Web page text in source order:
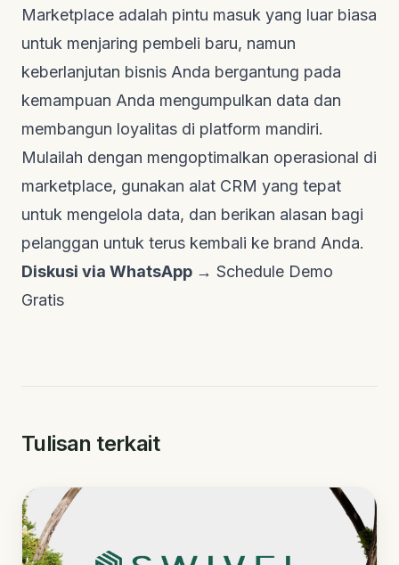
Marketplace adalah pintu masuk yang luar biasa
untuk menjaring pembeli baru, namun
keberlanjutan bisnis Anda bergantung pada
kemampuan Anda mengumpulkan data dan
membangun loyalitas di platform mandiri.
Mulailah dengan mengoptimalkan operasional di
marketplace, gunakan alat CRM yang tepat
untuk mengelola data, dan berikan alasan bagi
pelanggan untuk terus kembali ke brand Anda.
Diskusi via WhatsApp → Schedule Demo
Gratis
Tulisan terkait